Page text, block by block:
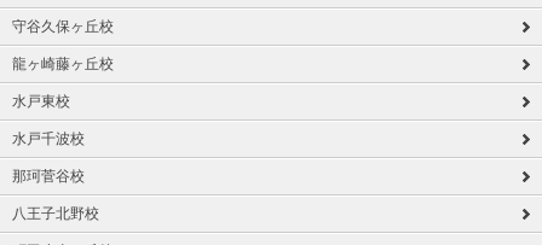
守谷久保ヶ丘校
龍ヶ崎藤ヶ丘校
水戸東校
水戸千波校
那珂菅谷校
八王子北野校